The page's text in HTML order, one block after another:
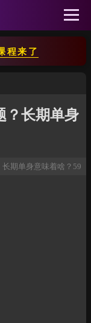
程来了
？长期单身
长期单身意味着啥？59